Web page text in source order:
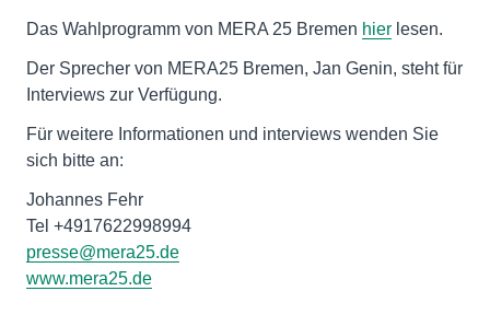
Das Wahlprogramm von MERA 25 Bremen hier lesen.
Der Sprecher von MERA25 Bremen, Jan Genin, steht für
Interviews zur Verfügung.
Für weitere Informationen und interviews wenden Sie
sich bitte an:
Johannes Fehr
presse@mera25.de
www.mera25.de